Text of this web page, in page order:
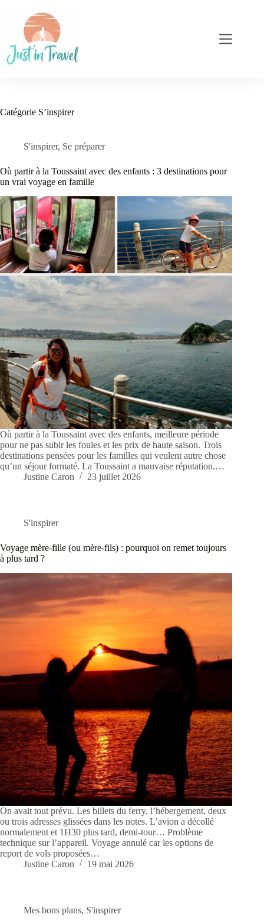
contenu
Catégorie S’inspirer
S'inspirer, Se préparer
Où partir à la Toussaint avec des enfants : 3 destinations pour
un vrai voyage en famille
Où partir à la Toussaint avec des enfants, meilleure période
pour ne pas subir les foules et les prix de haute saison. Trois
destinations pensées pour les familles qui veulent autre chose
qu’un séjour formaté. La Toussaint a mauvaise réputation.…
Justine Caron
23 juillet 2026
S'inspirer
Voyage mère-fille (ou mère-fils) : pourquoi on remet toujours
à plus tard ?
On avait tout prévu. Les billets du ferry, l’hébergement, deux
ou trois adresses glissées dans les notes. L’avion a décollé
normalement et 1H30 plus tard, demi-tour… Problème
technique sur l’appareil. Voyage annulé car les options de
report de vols proposées…
Justine Caron
19 mai 2026
Mes bons plans, S'inspirer